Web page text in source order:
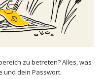
zu betreten? Alles, was
und dein Passwort.